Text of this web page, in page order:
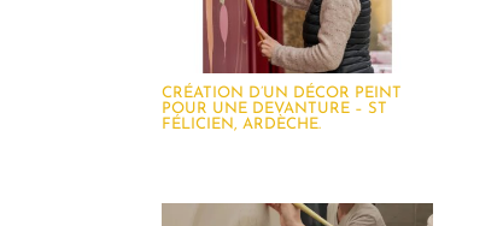
CRÉATION D’UN DÉCOR PEINT
POUR UNE DEVANTURE – ST
FÉLICIEN, ARDÈCHE.